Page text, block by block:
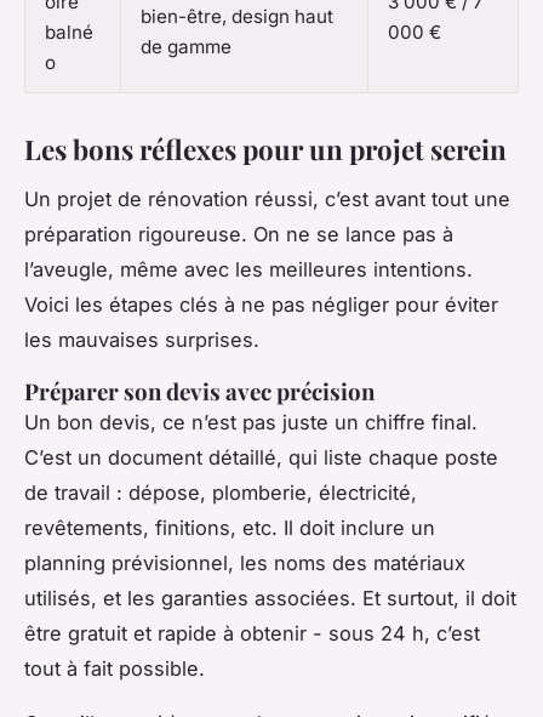
balné
o
bien-être, design haut
de gamme
000 €
Les bons réflexes pour un projet serein
Un projet de rénovation réussi, c’est avant tout une
préparation rigoureuse. On ne se lance pas à
l’aveugle, même avec les meilleures intentions.
Voici les étapes clés à ne pas négliger pour éviter
les mauvaises surprises.
Préparer son devis avec précision
Un bon devis, ce n’est pas juste un chiffre final.
C’est un document détaillé, qui liste chaque poste
de travail : dépose, plomberie, électricité,
revêtements, finitions, etc. Il doit inclure un
planning prévisionnel, les noms des matériaux
utilisés, et les garanties associées. Et surtout, il doit
être gratuit et rapide à obtenir - sous 24 h, c’est
tout à fait possible.